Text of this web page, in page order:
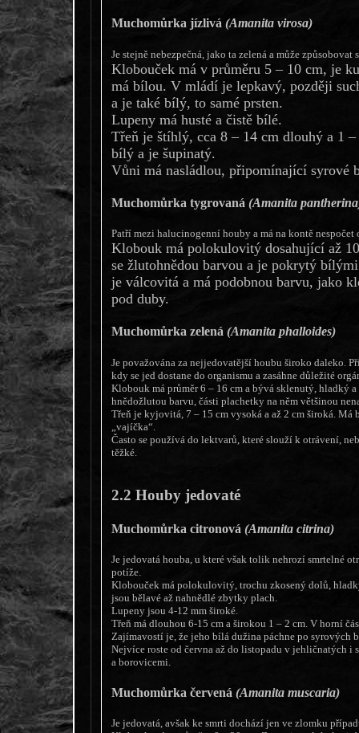
Muchomůrka jízlivá (Amanita virosa)
Je stejně nebezpečná, jako ta zelená a může způsobovat
Klobouček má v průměru 5 – 10 cm, je
má bílou. V mládí je lepkavý, později
a je také bílý, to samé prsten.
Lupeny má husté a čistě bílé.
Třeň je štíhlý, cca 8 – 14 cm dlouhý a 1
bílý a je šupinatý.
Vůni má nasládlou, připomínající syrové
Muchomůrka tygrovaná (Amanita
Patří mezi halucinogenní houby a má na kontě
Klobouk má polokulovitý dosahující až
se žlutohnědou barvou a je pokrytý
je válcovitá a má podobnou barvu, jako
pod duby.
Muchomůrka zelená (Amanita phalloides)
Je považována za nejjedovatější houbu široko daleko.
kdy se jed dostane do organismu a zasáhne důležité
Klobouk má průměr 6 – 16 cm a bývá sklenutý, hladký
hnědožlutou barvu, části plachetky na něm většinou
Třeň je kyjovitá, 7 – 15 cm vysoká a až 2 cm široká. Má
„vajíčka“.
Často se používá do lektvarů, které slouží k otrávení,
těžké.
2.2 Houby jedovaté
Muchomůrka citronová (Amanita citrina)
Je jedovatá houba, u které však tolik nehrozí smrtelné
potíže.
Klobouček má polokulovitý, trochu zkosený dolů,
jsou bělavé až nahnědlé zbytky plach.
Lupeny jsou 4-12 mm široké.
Třeň má dlouhou 6-15 cm a širokou 1 – 2 cm. V horní
Zajímavostí je, že jeho bílá dužina páchne po syrových
Nejvíce roste od června až do listopadu v jehličnatých i
a borovicemi.
Muchomůrka červená (Amanita muscaria)
Je jedovatá, avšak ke smrti dochází jen ve zlomku